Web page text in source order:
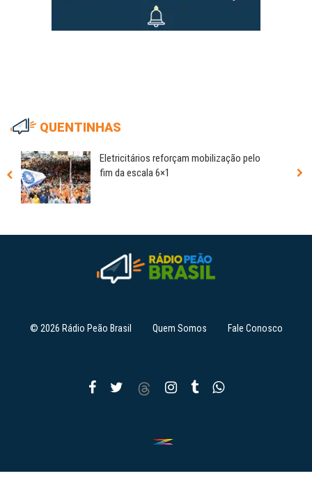
QUENTINHAS
Eletricitários reforçam mobilização pelo
fim da escala 6×1
© 2026 Rádio Peão Brasil Quem Somos Fale Conosco